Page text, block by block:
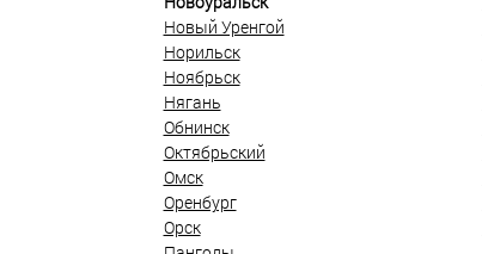
Новый Уренгой
Норильск
Ноябрьск
Нягань
Обнинск
Октябрьский
Омск
Оренбург
Орск